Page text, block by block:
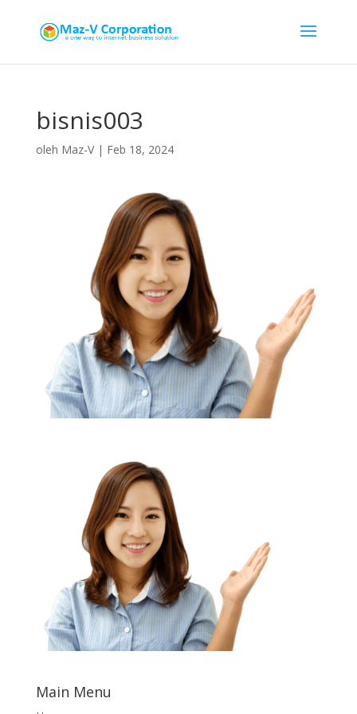
bisnis003
oleh Maz-V| Feb 18, 2024
Main Menu